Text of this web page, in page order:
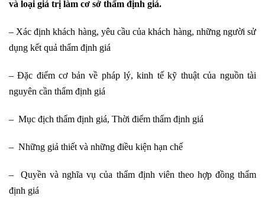
và loại giá trị làm cơ sở thẩm định giá.
– Xác định khách hàng, yêu cầu của khách hàng, những người sử
dụng kết quả thẩm định giá
– Đặc điểm cơ bản về pháp lý, kinh tế kỹ thuật của nguồn tài
nguyên cần thẩm định giá
– Mục địch thẩm định giá, Thời điểm thẩm định giá
– Những giả thiết và những điều kiện hạn chế
– Quyền và nghĩa vụ của thẩm định viên theo hợp đồng thẩm
định giá